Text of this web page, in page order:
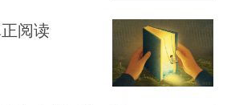
阅读